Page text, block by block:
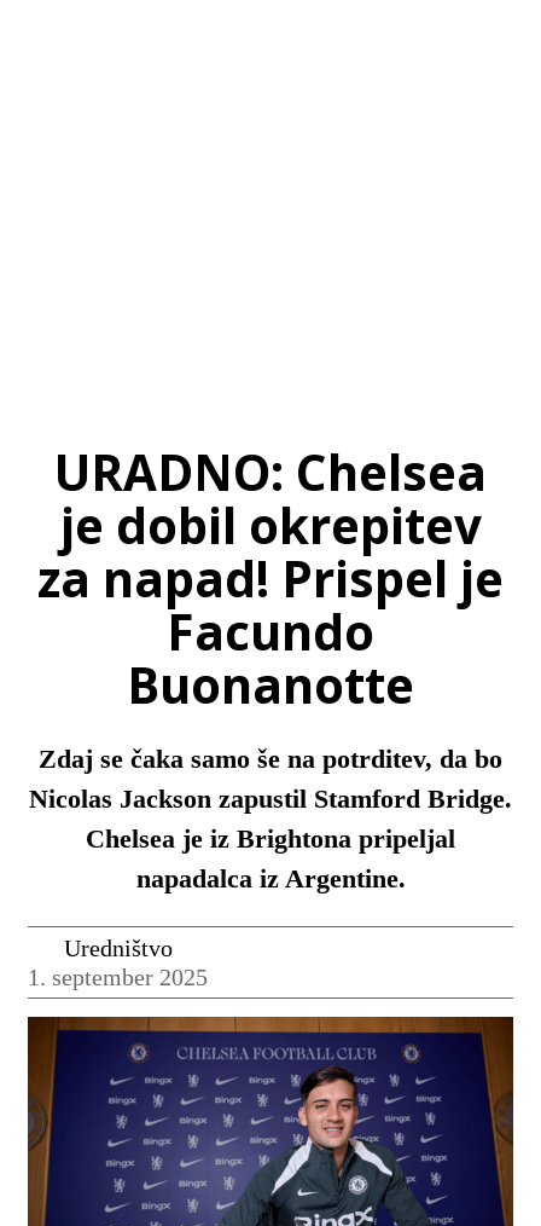
URADNO: Chelsea
je dobil okrepitev
za napad! Prispel je
Facundo
Buonanotte
Zdaj se čaka samo še na potrditev, da bo
Nicolas Jackson zapustil Stamford Bridge.
Chelsea je iz Brightona pripeljal
napadalca iz Argentine.
Uredništvo
1. september 2025